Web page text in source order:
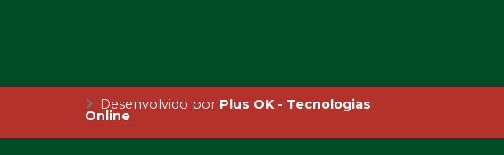
Desenvolvido por Plus OK - Tecnologias
Online